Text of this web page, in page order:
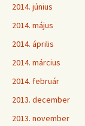
2014. június
2014. május
2014. április
2014. március
2014. február
2013. december
2013. november